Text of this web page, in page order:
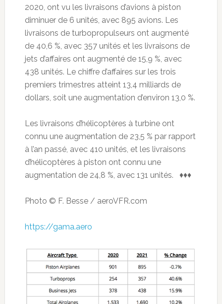
2020, ont vu les livraisons d’avions à piston
diminuer de 6 unités, avec 895 avions. Les
livraisons de turbopropulseurs ont augmenté
de 40,6 %, avec 357 unités et les livraisons de
jets d’affaires ont augmenté de 15,9 %, avec
438 unités. Le chiffre d’affaires sur les trois
premiers trimestres atteint 13,4 milliards de
dollars, soit une augmentation d’environ 13,0 %.
Les livraisons d’hélicoptères à turbine ont
connu une augmentation de 23,5 % par rapport
à l’an passé, avec 410 unités, et les livraisons
d’hélicoptères à piston ont connu une
augmentation de 24,8 %, avec 131 unités. ♦♦♦
Photo © F. Besse / aeroVFR.com
https://gama.aero